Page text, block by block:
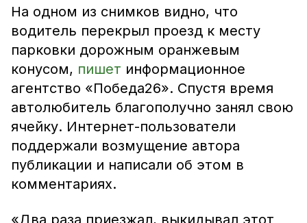
На одном из снимков видно, что
водитель перекрыл проезд к месту
парковки дорожным оранжевым
конусом, пишет информационное
агентство «Победа26». Спустя время
автолюбитель благополучно занял свою
ячейку. Интернет-пользователи
поддержали возмущение автора
публикации и написали об этом в
комментариях.
«Два раза приезжал, выкидывал этот